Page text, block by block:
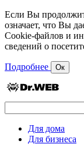
Если Вы
означает, что Вы
Cookie-файлов и
сведений о
Подробнее Ок
Для дома
Для бизнеса